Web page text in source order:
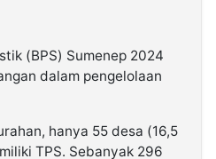
(BPS) Sumenep 2024
dalam pengelolaan
hanya 55 desa (16,5
TPS. Sebanyak 296